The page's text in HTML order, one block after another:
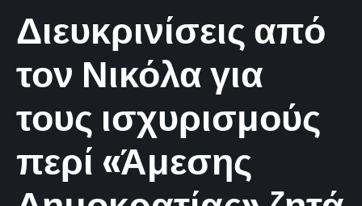
Διευκρινίσεις από
τον Νικόλα για
τους ισχυρισμούς
περί «Άμεσης